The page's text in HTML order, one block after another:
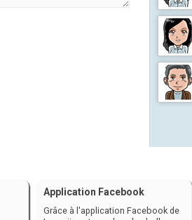
Application Facebook
Grâce à l'application Facebook de